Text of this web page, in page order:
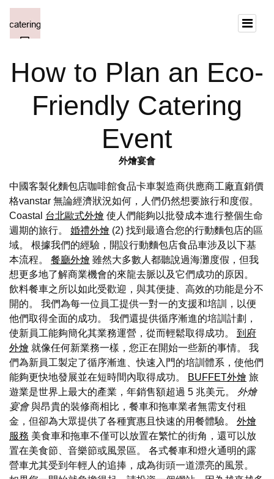
How to Plan an Eco-
Friendly Catering
Event
外燴宴會
中國客製化麵包店咖啡館食品卡車製造商供應商工廠直銷價
格vanstar 無論經濟狀況如何，人們仍然想要旅行和度假。
Coastal 台北歐式外燴 使人們能夠以批發成本進行整個生命
週期的旅行。 婚禮外燴 (2) 找到最適合您的行動麵包店的區
域。 根據我們的經驗，開設行動麵包店食品車涉及以下基
本流程。 餐廳外燴 雖然大多數人都聽說過海灘度假，但我
想更多地了解商業機會的來龍去脈以及它們成功的原因。
飲料餐車之所以如此受歡迎，與其便捷、高效的功能是分不
開的。 我們為每一位員工提供一對一的支援和培訓，以便
他們取得全面的成功。 我們還提供循序漸進的培訓計劃，
使新員工能夠簡化其業務運營，從而輕鬆取得成功。 到府
外燴 就像任何新業務一樣，您正在開始一些新的事情。 我
們為新員工製定了循序漸進、快速入門的培訓體系，使他們
能夠更快地發展並在短時間內取得成功。
BUFFET外燴 旅
遊業是世界上最大的產業，年銷售額超過 5 兆美元。 外燴
宴會與昂貴的裝修商相比，餐車和拖車業者無需支付租
金，但卻為大眾提供了各種實惠且快速的用餐體驗。 外燴
服務 美食車和拖車不僅可以放置在繁忙的街角，還可以放
置在美食節、音樂節或風景區。 各式餐車和燈火通明的露
營車尤其受到年輕人的追捧，成為街頭一道漂亮的風景。